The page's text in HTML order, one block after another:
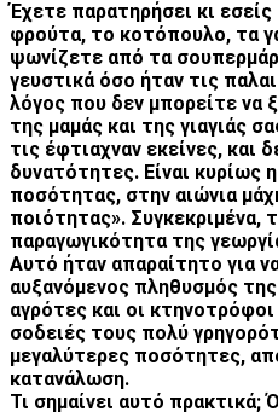
Έχετε παρατηρήσει κι εσείς
φρούτα, το κοτόπουλο, τα
ψωνίζετε από τα
γευστικά όσο ήταν τις
λόγος που δεν μπορείτε να
της μαμάς και της γιαγιάς
τις έφτιαχναν εκείνες, και
δυνατότητες. Είναι κυρίως
ποσότητας, στην αιώνια
ποιότητας». Συγκεκριμένα,
παραγωγικότητα της
Αυτό ήταν απαραίτητο για
αυξανόμενος πληθυσμός της
αγρότες και οι
σοδειές τους πολύ
μεγαλύτερες ποσότητες,
κατανάλωση.
Τι σημαίνει αυτό